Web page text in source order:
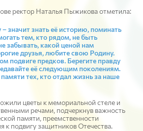
ректор Наталья Пыжикова отметила:
значит знать её историю, поминать
тем, кто рядом, не быть
забывать, какой ценой нам
друзья, любите свою Родину.
подвиге предков. Берегите правду
её следующим поколениям.
тех, кто отдал жизнь за наше
цветы к мемориальной стеле и
речами, подчеркнув важность
памяти, преемственности
к подвигу защитников Отечества.